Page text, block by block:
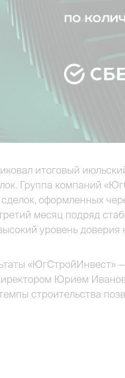
итоговый
Группа компаний
оформленных
месяц подряд
уровень доверия
«ЮгСтройИнвест»
Юрием
строительства